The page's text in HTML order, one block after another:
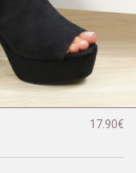
17.90€